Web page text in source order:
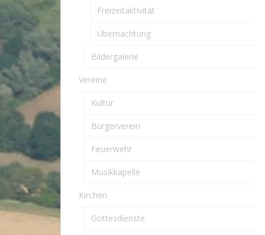
Freizeitaktivität
Übernachtung
Bildergalerie
Vereine
Kultur
Bürgerverein
Feuerwehr
Musikkapelle
Kirchen
Gottesdienste